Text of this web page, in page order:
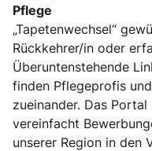
Pflege
„Tapetenwechsel“
Rückkehrer/in oder
Überuntenstehende
finden Pflegeprofis
zueinander. Das
vereinfacht
unserer Region in den